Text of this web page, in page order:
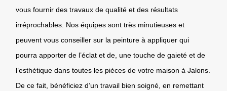
vous fournir des travaux de qualité et des résultats
irréprochables. Nos équipes sont très minutieuses et
peuvent vous conseiller sur la peinture à appliquer qui
pourra apporter de l’éclat et de, une touche de gaieté et de
l’esthétique dans toutes les pièces de votre maison à Jalons.
De ce fait, bénéficiez d’un travail bien soigné, en remettant